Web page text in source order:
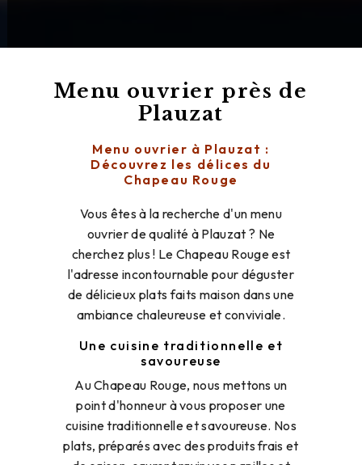
Menu ouvrier près de
Plauzat
Menu ouvrier à Plauzat :
Découvrez les délices du
Chapeau Rouge
Vous êtes à la recherche d'un menu
ouvrier de qualité à Plauzat ? Ne
cherchez plus ! Le Chapeau Rouge est
l'adresse incontournable pour déguster
de délicieux plats faits maison dans une
ambiance chaleureuse et conviviale.
Une cuisine traditionnelle et
savoureuse
Au Chapeau Rouge, nous mettons un
point d'honneur à vous proposer une
cuisine traditionnelle et savoureuse. Nos
plats, préparés avec des produits frais et